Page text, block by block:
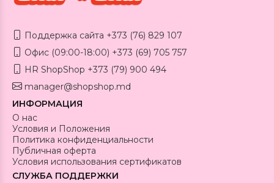
Поддержка сайта +373 (76) 829 107
Офис (09:00-18:00) +373 (69) 705 757
HR ShopShop +373 (79) 900 494
manager@shopshop.md
ИНФОРМАЦИЯ
О нас
Условия и Положения
Политика конфиденциальности
Публичная оферта
Условия использования сертификатов
СЛУЖБА ПОДДЕРЖКИ